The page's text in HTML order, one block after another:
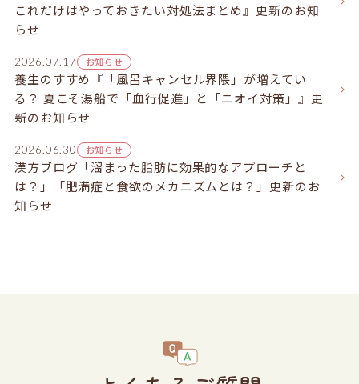
これだけはやっておきたい対処法まとめ』更新のお知
らせ
2026.07.17 お知らせ
養生のすすめ『「風呂キャンセル界隈」が増えてい
る？ 夏こそ湯船で「血行促進」と「ニオイ対策」』更
新のお知らせ
2026.06.30 お知らせ
漢方ブログ「溜まった脂肪に効果的なアプローチと
は？」「肥満症と食欲のメカニズムとは？」更新のお
知らせ